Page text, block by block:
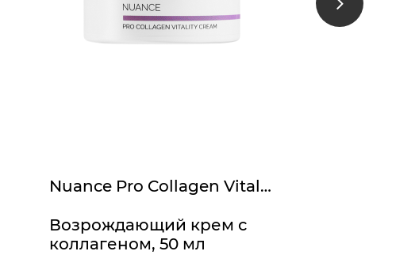
Nuance Pro Collagen Vitality Cream
Возрождающий крем с
коллагеном, 50 мл
6 515 ₽